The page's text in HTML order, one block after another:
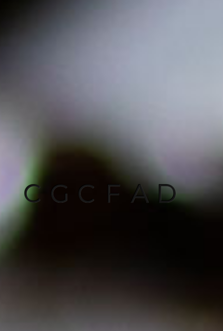
C G C F A D